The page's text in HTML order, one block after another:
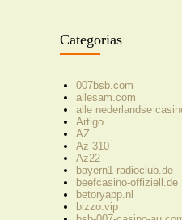
Categorias
007bsb.com
ailesam.com
alle nederlandse
Artigo
AZ
Az 310
Az22
bayern1-radioclub.de
beefcasino-offiziell.de
betoryapp.nl
bizzo.vip